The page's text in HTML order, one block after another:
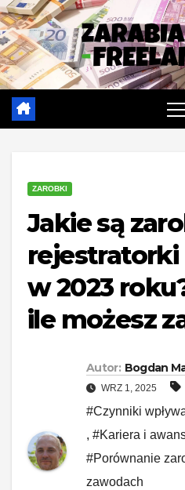
Skip
to
content
ZAROBKI
Jakie są
w 2023
ile możesz
Autor: Bogdan
WRZ 1, 2025
#Czynniki
, #Kariera i
#Porównanie
zawodach